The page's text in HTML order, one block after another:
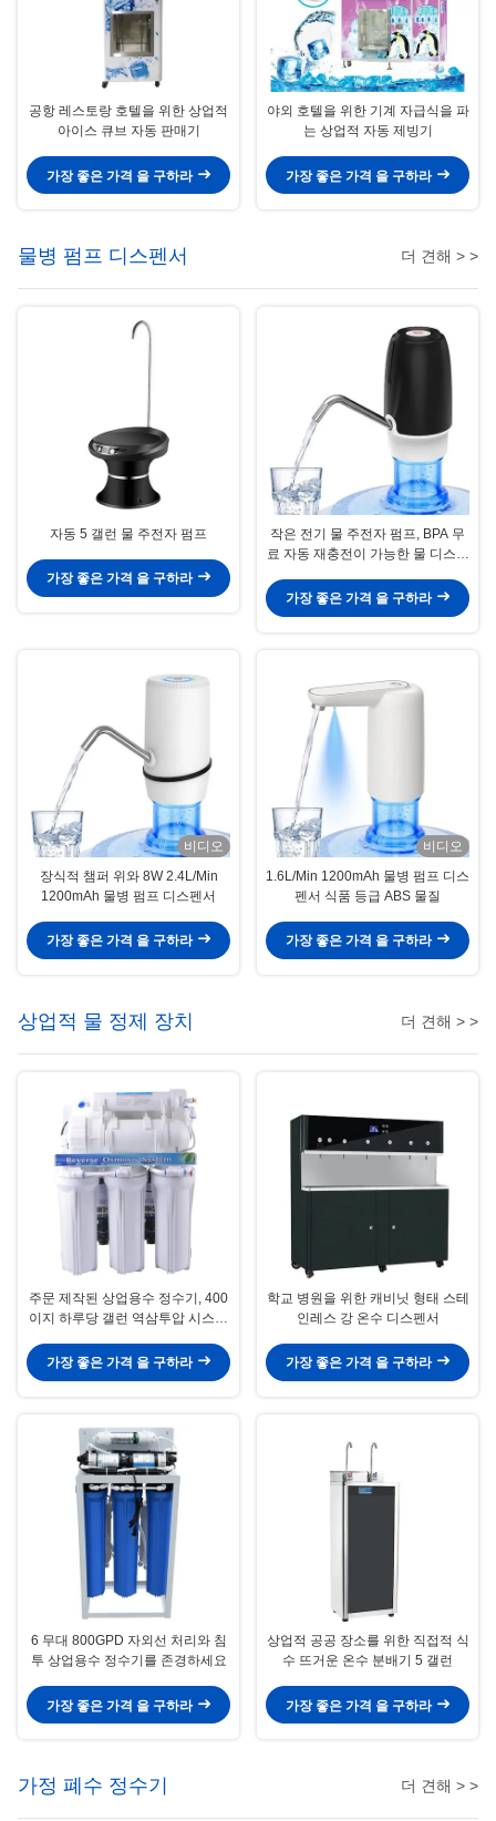
공항 레스토랑 호텔을 위한 상업적
아이스 큐브 자동 판매기
가장 좋은 가격 을 구하라
야외 호텔을 위한 기계 자급식을 파
는 상업적 자동 제빙기
가장 좋은 가격 을 구하라
물병 펌프 디스펜서 더 견해 > >
자동 5 갤런 물 주전자 펌프
가장 좋은 가격 을 구하라
작은 전기 물 주전자 펌프, BPA 무
료 자동 재충전이 가능한 물 디스팬
가장 좋은 가격 을 구하라
비디오
장식적 챔퍼 위와 8W 2.4L/Min
1200mAh 물병 펌프 디스펜서
가장 좋은 가격 을 구하라
비디오
1.6L/Min 1200mAh 물병 펌프 디스
펜서 식품 등급 ABS 물질
가장 좋은 가격 을 구하라
상업적 물 정제 장치 더 견해 > >
주문 제작된 상업용수 정수기, 400
이지 하루당 갤런 역삼투압 시스템
가장 좋은 가격 을 구하라
학교 병원을 위한 캐비닛 형태 스테
인레스 강 온수 디스펜서
가장 좋은 가격 을 구하라
6 무대 800GPD 자외선 처리와 침
투 상업용수 정수기를 존경하세요
가장 좋은 가격 을 구하라
상업적 공공 장소를 위한 직접적 식
수 뜨거운 온수 분배기 5 갤런
가장 좋은 가격 을 구하라
가정 폐수 정수기 더 견해 > >